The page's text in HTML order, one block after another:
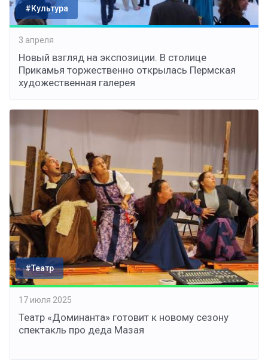
#Культура
3 апреля
Новый взгляд на экспозиции. В столице
Прикамья торжественно открылась Пермская
художественная галерея
#Театр
17 июля 2025
Театр «Доминанта» готовит к новому сезону
спектакль про деда Мазая